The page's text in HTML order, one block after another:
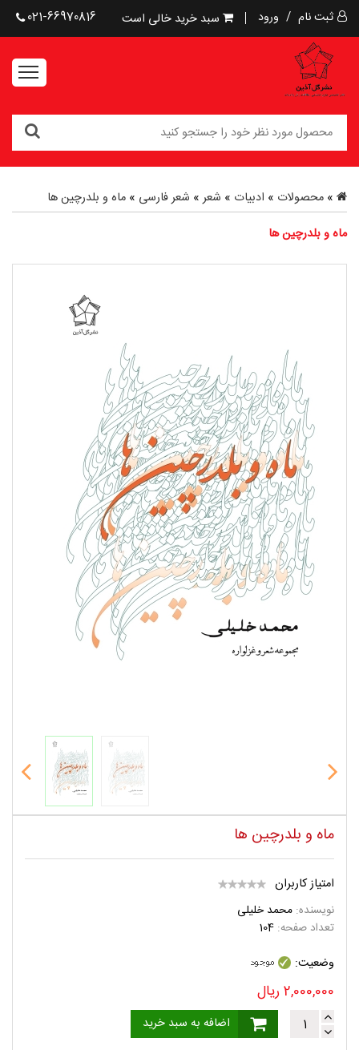
ثبت نام / ورود سبد خرید خالی است 021-66970816
» محصولات » ادبیات » شعر» شعر فارسی » ماه و بلدرچین ها
ماه و بلدرچین ها
ماه و بلدرچین ها
امتیاز کاربران
نویسنده: محمد خلیلی
تعداد صفحه: 104
وضعیت:
2,000,000ریال
اضافه به سبد خرید